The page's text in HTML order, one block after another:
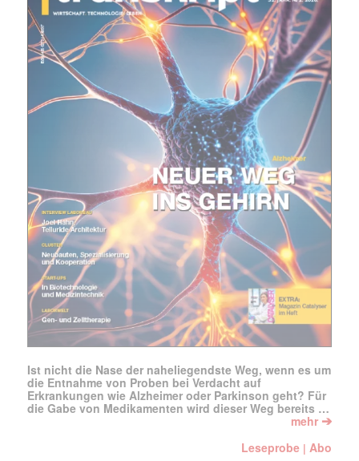
Ist nicht die Nase der naheliegendste Weg, wenn es um
die Entnahme von Proben bei Verdacht auf
Erkrankungen wie Alzheimer oder Parkinson geht? Für
die Gabe von Medikamenten wird dieser Weg bereits …
mehr ➔
Leseprobe |Abo